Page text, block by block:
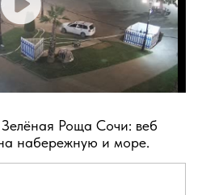
Роща Сочи: веб
набережную и море.